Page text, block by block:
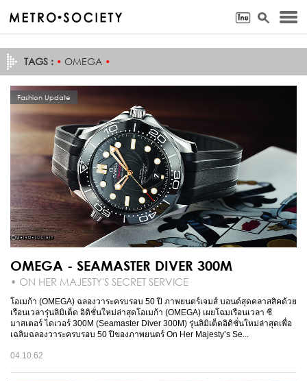
TAGS : • OMEGA •
Fashion Update
OMEGA - SEAMASTER DIVER 300M
• ON HER MAJESTY'S SECRET SERVICE
โอเมก้า (OMEGA) ฉลองวาระครบรอบ 50 ปี ภาพยนตร์เจมส์ บอนด์สุดคลาสสิคด้วย
เรือนเวลารุ่นลิมิเต็ด อิดิชั่นใหม่ล่าสุดโอเมก้า (OMEGA) เผยโฉมเรือนเวลา ซี
มาสเตอร์ ไดเวอร์ 300M (Seamaster Diver 300M) รุ่นลิมิเต็ดอิดิชั่นใหม่ล่าสุดเพื่อ
เฉลิมฉลองวาระครบรอบ 50 ปีของภาพยนตร์ On Her Majesty’s Se...
04.10.62